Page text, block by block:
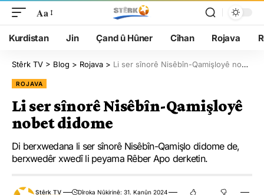
Aa
Kurdistan Jin Çand û Hûner Cîhan Rojava
Stêrk TV > Blog > Rojava > Li ser sînorê Nisêbîn-Qamişloyê nobet didome
ROJAVA
Li ser sînorê Nisêbîn-Qamişloyê
nobet didome
Di berxwedana li ser sînorê Nisêbîn-Qamişlo didome de,
berxwedêr xwedî li peyama Rêber Apo derketin.
Stêrk TV
Dîroka Nûkirinê: 31. Kanûn 2024